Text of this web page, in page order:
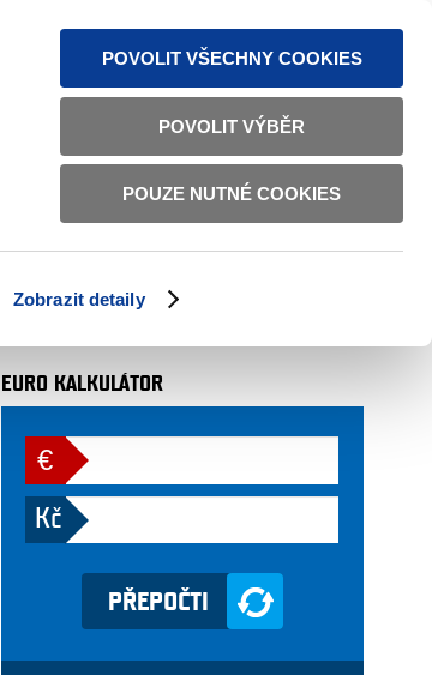
Zobrazit detaily
POVOLIT VŠECHNY COOKIES
POVOLIT VÝBĚR
POUZE NUTNÉ COOKIES
TEXTOVÁ VERZE ČESKY ENGLISH
AUTOR
EURO KALKULÁTOR
€
Kč